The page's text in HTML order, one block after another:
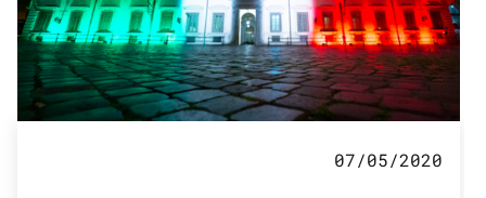
07/05/2020